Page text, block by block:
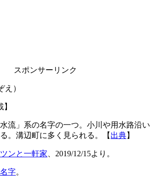
スポンサーリンク
）
流」系の名字の一つ。小川や用水路沿い
。溝辺町に多く見られる。【 出典】
ンと一軒家 、2019/12/15より。
字。